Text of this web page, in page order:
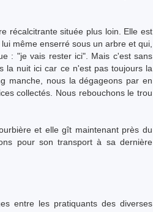
récalcitrante située plus loin. Elle est
même enserré sous un arbre et qui,
: "je vais rester ici". Mais c'est sans
la nuit ici car ce n'est pas toujours la
manche, nous la dégageons par en
collectés. Nous rebouchons le trou
et elle gît maintenant près du
pour son transport à sa dernière
entre les pratiquants des diverses